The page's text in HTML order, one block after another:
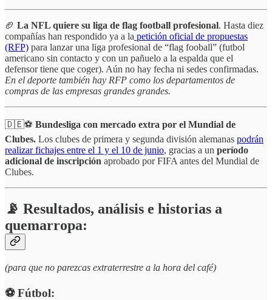
🏈 La NFL quiere su liga de flag football profesional. Hasta diez
compañías han respondido ya a la petición oficial de propuestas
(RFP) para lanzar una liga profesional de “flag fooball” (futbol
americano sin contacto y con un pañuelo a la espalda que el
defensor tiene que coger). Aún no hay fecha ni sedes confirmadas.
En el deporte también hay RFP como los departamentos de
compras de las empresas grandes grandes.
🇩🇪⚽ Bundesliga con mercado extra por el Mundial de
Clubes. Los clubes de primera y segunda división alemanas podrán
realizar fichajes entre el 1 y el 10 de junio, gracias a un período
adicional de inscripción aprobado por FIFA antes del Mundial de
Clubes.
📡 Resultados, análisis e historias a
quemarropa:
(para que no parezcas extraterrestre a la hora del café)
⚽️ Fútbol: